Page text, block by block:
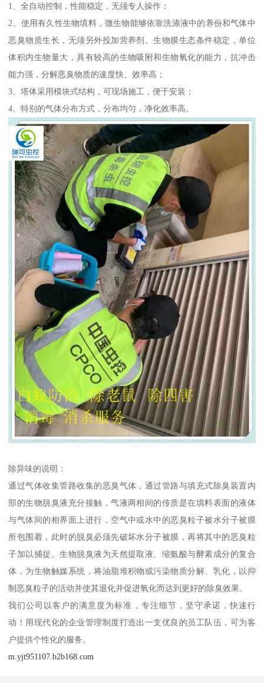
1、全自动控制，性能稳定，无须专人操作；
2、使用有久性生物填料，微生物能够依靠洗涤液中的养份和气体中
恶臭物质生长，无须另外投加营养剂。生物膜生态条件稳定，单位
体积内生物量大，具有较高的生物吸附和生物氧化的能力，抗冲击
能力强，分解恶臭物质的速度快、效率高；
3、塔体采用模块式结构，可现场施工，便于安装；
4、特别的气体分布方式，分布均匀，净化效率高。
除异味的说明：
通过气体收集管路收集的恶臭气体，通过管路与填充式除臭装置内
部的生物脱臭液充分接触，气液两相间的传质是在填料表面的液体
与气体间的相界面上进行，空气中或水中的恶臭粒子被水分子被膜
所包围着，此时的脱臭必须先破坏水分子被膜，再将其中的恶臭粒
子加以捕捉。生物脱臭液为天然提取液、缩氨酸与酵素成分的复合
体，为生物触媒系统，将油脂堆积物或污染物质分解、乳化，以抑
制恶臭粒子的活动并使其退化并促进氧化而达到更好的除臭效果。
我们公司以客户的满意度为标准，专注细节，坚守承诺，快速行
动！用现代化的企业管理制度打造出一支优良的员工队伍，可为客
户提供个性化的服务。
m.yjt951107.b2b168.com